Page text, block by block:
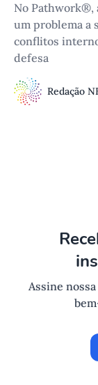
No Pathwork®,
um problema a
conflitos
defesa
Redação
Assine